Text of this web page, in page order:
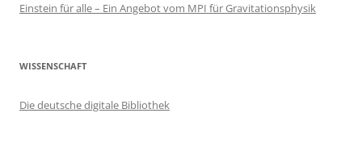
Einstein für alle – Ein Angebot vom MPI für Gravitationsphysik
WISSENSCHAFT
Die deutsche digitale Bibliothek